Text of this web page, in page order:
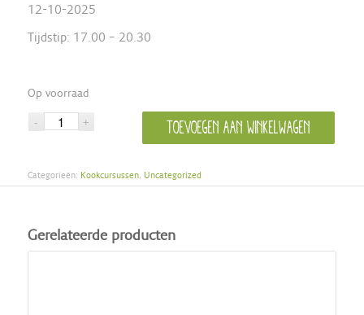
12-10-2025
Tijdstip: 17.00 – 20.30
Op voorraad
Toevoegen aan winkelwagen
Categorieën: Kookcursussen, Uncategorized
Gerelateerde producten